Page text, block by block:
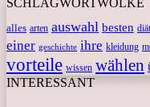
SCHLAGWORTWOLKE
alles arten auswahl besten diät
einer geschichte ihre kleidung
vorteile wissen wählen
INTERESSANT